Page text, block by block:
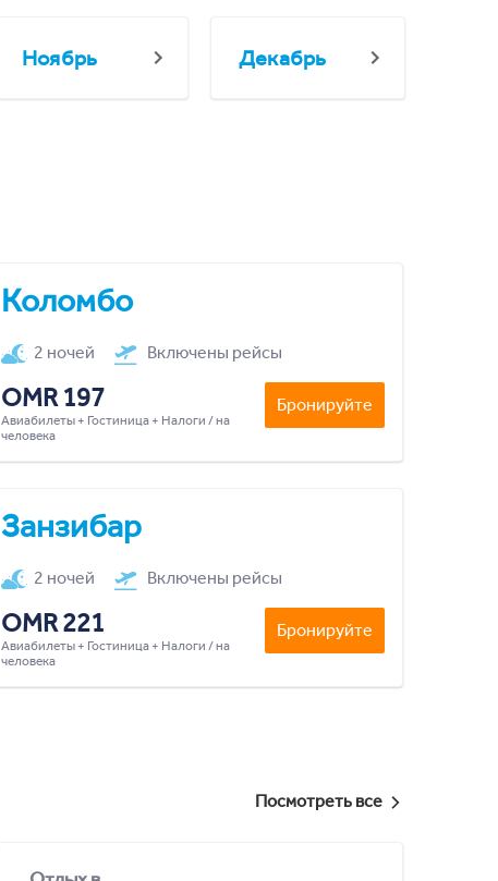
Ноябрь Декабрь
Коломбо
2 ночей Включены рейсы
OMR 197
Авиабилеты + Гостиница + Налоги / на
человека
Бронируйте
Занзибар
2 ночей Включены рейсы
OMR 221
Авиабилеты + Гостиница + Налоги / на
человека
Бронируйте
Посмотреть все